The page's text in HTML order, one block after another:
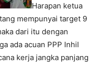
Harapan ketua
mempunyai target 9
dari itu dengan
ada acuan PPP Inhil
kerja jangka panjang